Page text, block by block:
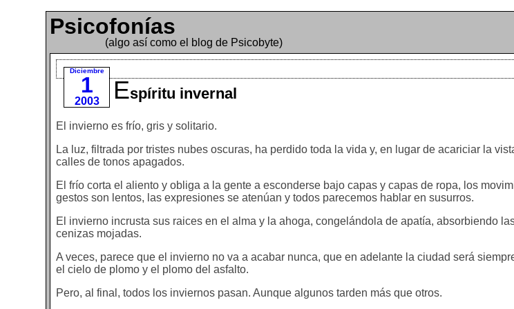
Psicofonías
(algo así como el blog de Psicobyte)
Diciembre
1
2003 Espíritu invernal
El invierno es frío, gris y solitario.
La luz, filtrada por tristes nubes oscuras, ha perdido toda la vida y, en lugar de acariciar la
calles de tonos apagados.
El frío corta el aliento y obliga a la gente a esconderse bajo capas y capas de ropa, los
gestos son lentos, las expresiones se atenúan y todos parecemos hablar en susurros.
El invierno incrusta sus raices en el alma y la ahoga, congelándola de apatía, absorbiendo
cenizas mojadas.
A veces, parece que el invierno no va a acabar nunca, que en adelante la ciudad será
el cielo de plomo y el plomo del asfalto.
Pero, al final, todos los inviernos pasan. Aunque algunos tarden más que otros.